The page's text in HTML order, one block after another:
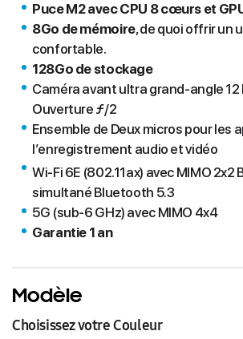
Puce M2 avec CPU 8 cœurs et
8Go de mémoire, de quoi offrir un
confortable.
128Go de stockage
Caméra avant ultra grand-angle
Ouverture ƒ/2
Ensemble de Deux micros pour les
l’enregistrement audio et vidéo
Wi‑Fi 6E (802.11ax) avec MIMO 2x2
simultané Bluetooth 5.3
5G (sub-6 GHz) avec MIMO 4x4
Garantie 1 an
Modèle
Choisissez votre Couleur